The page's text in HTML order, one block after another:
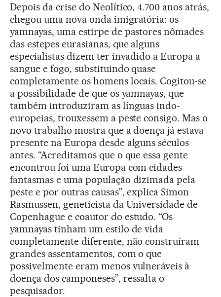
Depois da crise do Neolítico, 4.700 anos atrás,
chegou uma nova onda imigratória: os
yamnayas, uma estirpe de pastores nômades
das estepes eurasianas, que alguns
especialistas dizem ter invadido a Europa a
sangue e fogo, substituindo quase
completamente os homens locais. Cogitou-se
a possibilidade de que os yamnayas, que
também introduziram as línguas indo-
europeias, trouxessem a peste consigo. Mas o
novo trabalho mostra que a doença já estava
presente na Europa desde alguns séculos
antes. “Acreditamos que o que essa gente
encontrou foi uma Europa com cidades-
fantasmas e uma população dizimada pela
peste e por outras causas”, explica Simon
Rasmussen, geneticista da Universidade de
Copenhague e coautor do estudo. “Os
yamnayas tinham um estilo de vida
completamente diferente, não construíram
grandes assentamentos, com o que
possivelmente eram menos vulneráveis à
doença dos camponeses”, ressalta o
pesquisador.